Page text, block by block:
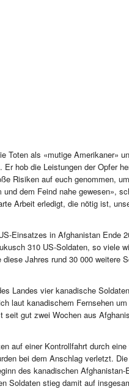
Toten als «mutige Amerikaner»
hob die Leistungen der Opfer
Risiken auf euch genommen,
dem Feind nahe gewesen»,
Arbeit erledigt, die nötig ist,
Einsatzes in Afghanistan Ende
310 US-Soldaten, so viele
Jahres rund 30 000 weitere
Landes vier kanadische
laut kanadischem Fernsehen
seit gut zwei Wochen aus
auf einer Kontrollfahrt durch
bei dem Anschlag verletzt.
des kanadischen Afghanistan-
Soldaten stieg damit auf